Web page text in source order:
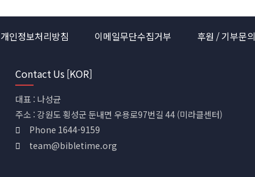
개인정보처리방침 이메일무단수집거부 후원 / 기부문의
Contact Us [KOR]
대표 : 나성균
주소 : 강원도 횡성군 둔내면 우용로97번길 44 (미라클센터)
Phone 1644-9159
team@bibletime.org